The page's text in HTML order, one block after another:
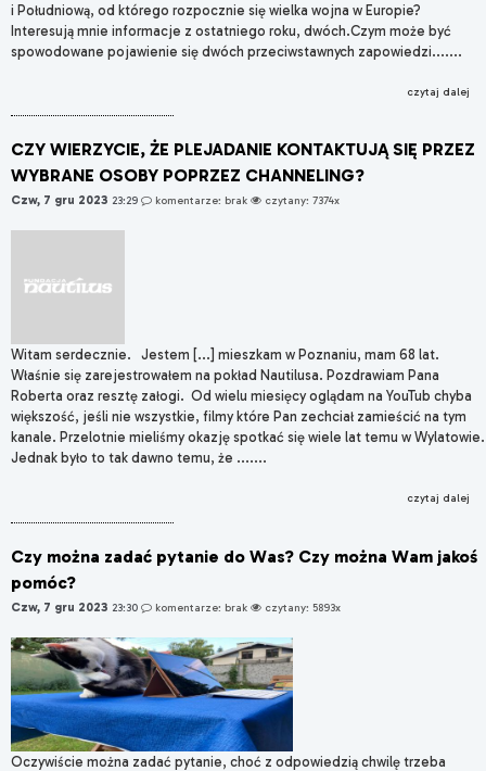
i Południową, od którego rozpocznie się wielka wojna w Europie?
Interesują mnie informacje z ostatniego roku, dwóch.Czym może być
spowodowane pojawienie się dwóch przeciwstawnych zapowiedzi.......
czytaj dalej
CZY WIERZYCIE, ŻE PLEJADANIE KONTAKTUJĄ SIĘ PRZEZ
WYBRANE OSOBY POPRZEZ CHANNELING?
Czw, 7 gru 2023 23:29 komentarze: brak czytany: 7374x
Witam serdecznie. Jestem [...] mieszkam w Poznaniu, mam 68 lat.
Właśnie się zarejestrowałem na pokład Nautilusa. Pozdrawiam Pana
Roberta oraz resztę załogi. Od wielu miesięcy oglądam na YouTub chyba
większość, jeśli nie wszystkie, filmy które Pan zechciał zamieścić na tym
kanale. Przelotnie mieliśmy okazję spotkać się wiele lat temu w Wylatowie.
Jednak było to tak dawno temu, że .......
czytaj dalej
Czy można zadać pytanie do Was? Czy można Wam jakoś
pomóc?
Czw, 7 gru 2023 23:30 komentarze: brak czytany: 5893x
Oczywiście można zadać pytanie, choć z odpowiedzią chwilę trzeba